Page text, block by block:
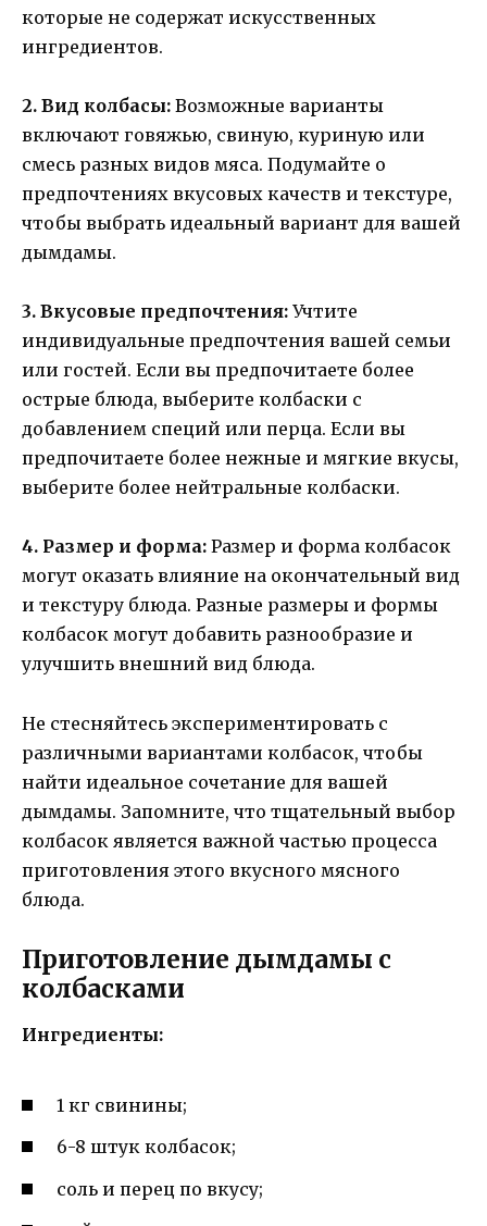
которые не содержат искусственных
ингредиентов.
2. Вид колбасы: Возможные варианты
включают говяжью, свиную, куриную или
смесь разных видов мяса. Подумайте о
предпочтениях вкусовых качеств и текстуре,
чтобы выбрать идеальный вариант для вашей
дымдамы.
3. Вкусовые предпочтения: Учтите
индивидуальные предпочтения вашей семьи
или гостей. Если вы предпочитаете более
острые блюда, выберите колбаски с
добавлением специй или перца. Если вы
предпочитаете более нежные и мягкие вкусы,
выберите более нейтральные колбаски.
4. Размер и форма: Размер и форма колбасок
могут оказать влияние на окончательный вид
и текстуру блюда. Разные размеры и формы
колбасок могут добавить разнообразие и
улучшить внешний вид блюда.
Не стесняйтесь экспериментировать с
различными вариантами колбасок, чтобы
найти идеальное сочетание для вашей
дымдамы. Запомните, что тщательный выбор
колбасок является важной частью процесса
приготовления этого вкусного мясного
блюда.
Приготовление дымдамы с
колбасками
Ингредиенты:
1 кг свинины;
6-8 штук колбасок;
соль и перец по вкусу;